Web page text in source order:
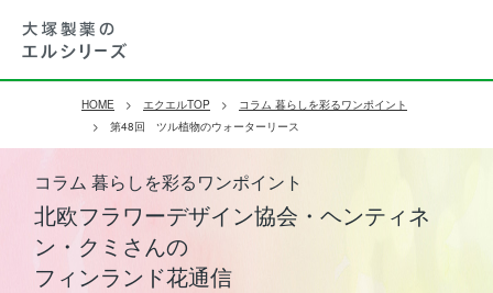
HOME エクエルTOP
コラム 暮らしを彩るワンポイント
第48回 ツル植物のウォーターリース
コラム 暮らしを彩るワンポイント
北欧フラワーデザイン協会・ヘンティネ
ン・クミさんの
フィンランド花通信